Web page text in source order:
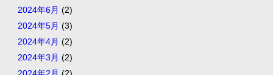
2024年6月 (2)
2024年5月 (3)
2024年4月 (2)
2024年3月 (2)